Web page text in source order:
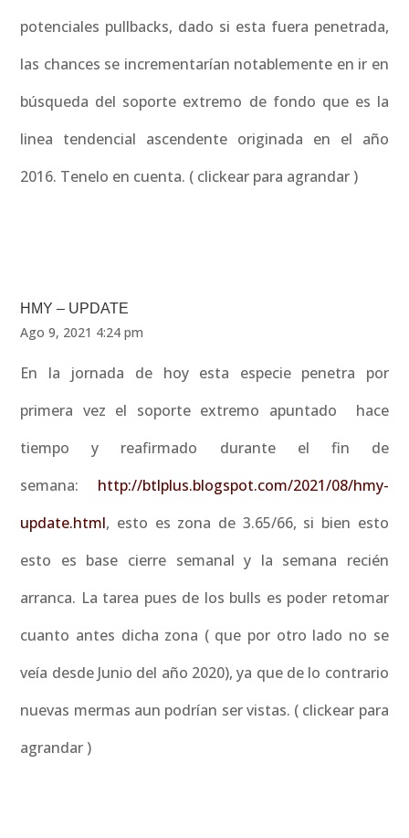
potenciales pullbacks, dado si esta fuera penetrada,
las chances se incrementarían notablemente en ir en
búsqueda del soporte extremo de fondo que es la
linea tendencial ascendente originada en el año
2016. Tenelo en cuenta. ( clickear para agrandar )
HMY – UPDATE
Ago 9, 2021 4:24 pm
En la jornada de hoy esta especie penetra por
primera vez el soporte extremo apuntado hace
tiempo y reafirmado durante el fin de
semana: http://btlplus.blogspot.com/2021/08/hmy-
update.html, esto es zona de 3.65/66, si bien esto
esto es base cierre semanal y la semana recién
arranca. La tarea pues de los bulls es poder retomar
cuanto antes dicha zona ( que por otro lado no se
veía desde Junio del año 2020), ya que de lo contrario
nuevas mermas aun podrían ser vistas. ( clickear para
agrandar )